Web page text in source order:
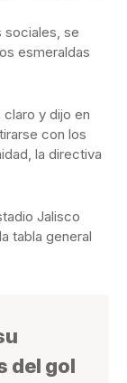
sociales, se
esmeraldas
y dijo en
con los
la directiva
Jalisco
tabla general
del gol